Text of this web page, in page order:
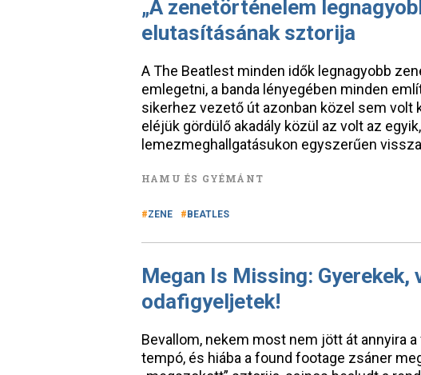
„A zenetörténelem
elutasításának sztorija
A The Beatlest minden idők legnagyobb
emlegetni, a banda lényegében minden
sikerhez vezető út azonban közel sem volt
eléjük gördülő akadály közül az volt az
lemezmeghallgatásukon egyszerűen
HAMU ÉS GYÉMÁNT
ZENE BEATLES
Megan Is Missing: Gyerekek,
odafigyeljetek!
Bevallom, nekem most nem jött át annyira
tempó, és hiába a found footage zsáner